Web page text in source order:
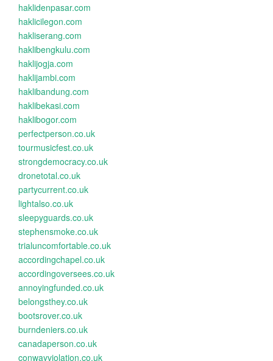
haklidenpasar.com
haklicilegon.com
hakliserang.com
haklibengkulu.com
haklijogja.com
haklijambi.com
haklibandung.com
haklibekasi.com
haklibogor.com
perfectperson.co.uk
tourmusicfest.co.uk
strongdemocracy.co.uk
dronetotal.co.uk
partycurrent.co.uk
lightalso.co.uk
sleepyguards.co.uk
stephensmoke.co.uk
trialuncomfortable.co.uk
accordingchapel.co.uk
accordingoversees.co.uk
annoyingfunded.co.uk
belongsthey.co.uk
bootsrover.co.uk
burndeniers.co.uk
canadaperson.co.uk
conwayviolation.co.uk